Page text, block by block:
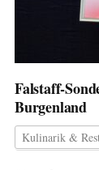
Falstaff-
Burgenland
Kulinarik &